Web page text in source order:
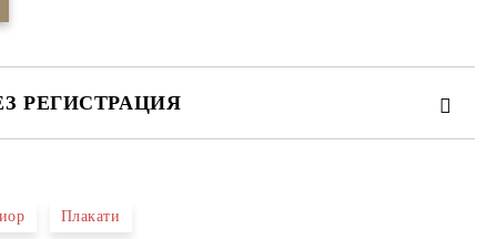
РЕГИСТРАЦИЯ
Плакати